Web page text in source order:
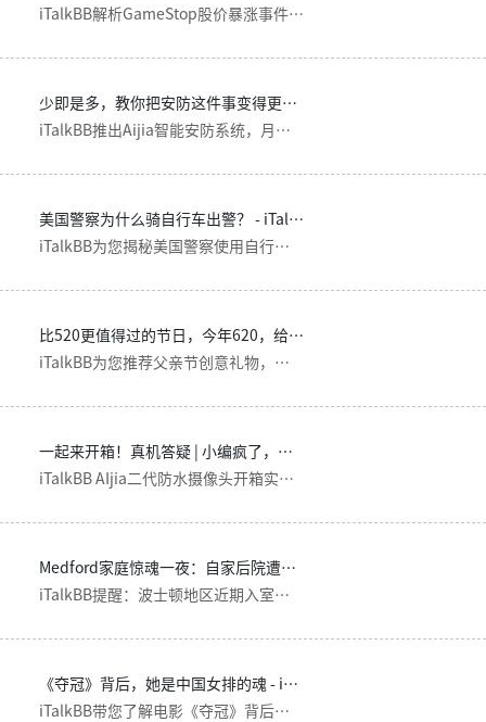
iTalkBB解析GameStop股价暴涨事件：散户如何对抗华尔街做空机构，以及交易平台限制引发的市场争议。了解美股投资风险与家庭安防保障。
少即是多，教你把安防这件事变得更简单-iTalkbb
iTalkBB推出Aijia智能安防系统，月费仅$5.49起，含E911报警、AI移动侦测和30天云存储。极简设计，5分钟安装，为北美华人家庭提供全方位安全保障。
美国警察为什么骑自行车出警？ - iTalkBB
iTalkBB为您揭秘美国警察使用自行车执法的战术优势，同时推荐AIjia智能安防系统，为海外华人提供家庭安全保障，含E911一键报警功能。
比520更值得过的节日，今年620，给父亲一个惊喜 - iTalkBB
iTalkBB为您推荐父亲节创意礼物，从高尔夫活动到中文电视套餐，Aijia安防系统守护家人安全，中国手机卡让跨国亲情零距离
一起来开箱！真机答疑 | 小编疯了，对着摄像头冲了15分钟的水！
iTalkBB AIjia二代防水摄像头开箱实测：IP65级防水防尘，E911一键报警，AI人形检测，为家庭安全保驾护航。
Medford家庭惊魂一夜：自家后院遭蒙面歹徒劫持，被用枪抵着头开保险箱 - iTalkBB
iTalkBB提醒：波士顿地区近期入室抢劫案激增，为您解析Medford持枪抢劫案细节，并推荐AIjia智能安防摄像头保护家人安全。限时优惠$0购机。
《夺冠》背后，她是中国女排的魂 - iTalkBB
iTalkBB带您了解电影《夺冠》背后的中国女排传奇，郎平执教故事及iTalkBB AIjia家居安防产品，为海外华人提供专业家庭保护。